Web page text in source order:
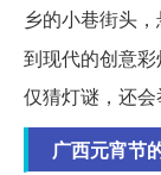
乡的小巷街头
到现代的创意
仅猜灯谜，还会
广西元宵节